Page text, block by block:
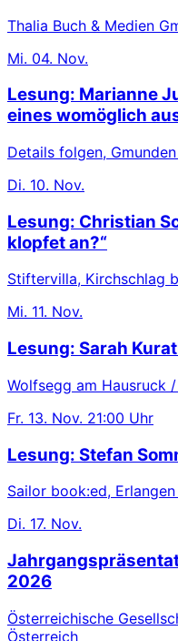
Thalia Buch & Medien
Mi. 04. Nov.
Lesung: Marianne
eines womöglich
Details folgen,
Di. 10. Nov.
Lesung: Christian
klopfet an?“
Stiftervilla, Kirchschlag
Mi. 11. Nov.
Lesung: Sarah
Wolfsegg am Hausruck
Fr. 13. Nov. 21:00 Uhr
Lesung: Stefan
Sailor book:ed,
Di. 17. Nov.
2026
Österreichische
Österreich